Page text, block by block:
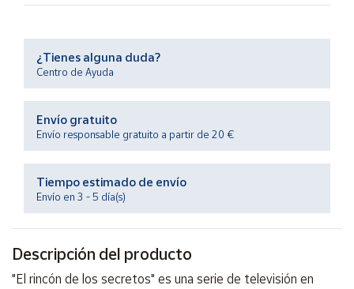
populares
Cultural
Nuestros
vendedores
Las
novedades
de Correos
Productos
Solidarios
¿Tienes alguna duda?
Centro de Ayuda
Envío gratuito
Envío responsable gratuito a partir de 20 €
Tiempo estimado de envío
Envío en 3 - 5 día(s)
Descripción del producto
"El rincón de los secretos" es una serie de televisión en